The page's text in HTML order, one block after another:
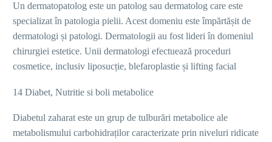
Un dermatopatolog este un patolog sau dermatolog care este
specializat în patologia pielii. Acest domeniu este împărtășit de
dermatologi și patologi. Dermatologii au fost lideri în domeniul
chirurgiei estetice. Unii dermatologi efectuează proceduri
cosmetice, inclusiv liposucție, blefaroplastie și lifting facial
14 Diabet, Nutritie si boli metabolice
Diabetul zaharat este un grup de tulburări metabolice ale
metabolismului carbohidraților caracterizate prin niveluri ridicate